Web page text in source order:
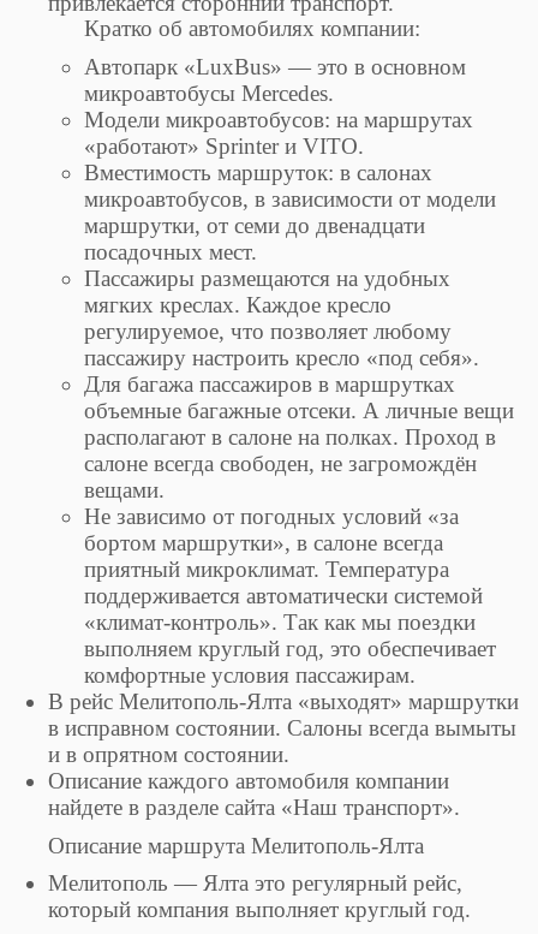
Кратко об автомобилях компании:
Автопарк «LuxBus» — это в основном
микроавтобусы Mercedes.
Модели микроавтобусов: на маршрутах
«работают» Sprinter и VITO.
Вместимость маршруток: в салонах
микроавтобусов, в зависимости от модели
маршрутки, от семи до двенадцати
посадочных мест.
Пассажиры размещаются на удобных
мягких креслах. Каждое кресло
регулируемое, что позволяет любому
пассажиру настроить кресло «под себя».
Для багажа пассажиров в маршрутках
объемные багажные отсеки. А личные вещи
располагают в салоне на полках. Проход в
салоне всегда свободен, не загромождён
вещами.
Не зависимо от погодных условий «за
бортом маршрутки», в салоне всегда
приятный микроклимат. Температура
поддерживается автоматически системой
«климат-контроль». Так как мы поездки
выполняем круглый год, это обеспечивает
комфортные условия пассажирам.
В рейс Мелитополь-Ялта «выходят» маршрутки
в исправном состоянии. Салоны всегда вымыты
и в опрятном состоянии.
Описание каждого автомобиля компании
найдете в разделе сайта «Наш транспорт».
Описание маршрута Мелитополь-Ялта
Мелитополь — Ялта это регулярный рейс,
который компания выполняет круглый год.